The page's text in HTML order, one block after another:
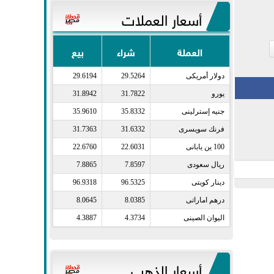
أسعار العملات
العملة شراء بيع
دولار أمريكى​ 29.5264
29.6194
يورو​ 31.7822
31.8942
جنيه إسترلينى​ 35.8332
35.9610
فرنك سويسرى​ 31.6332
31.7363
100 ين يابانى​ 22.6031
22.6760
ريال سعودى​ 7.8597
7.8865
دينار كويتى​ 96.5325
96.9318
درهم اماراتى​ 8.0385
8.0645
اليوان الصينى​ 4.3734
4.3887
أسعار الذهب